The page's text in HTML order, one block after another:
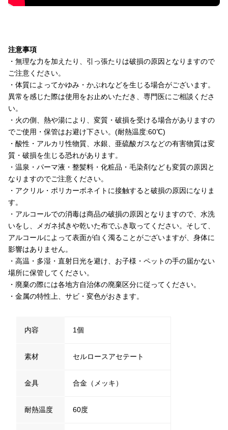
注意事項
・無理な力を加えたり、引っ張たりは破損の原因となりますので
ご注意ください。
・体質によってかゆみ・かぶれなどを生じる場合がございます。
異常を感じた際は使用をお止めいただき、専門医にご相談くださ
い。
・火の側、熱や湯により、変質・破損を受ける場合がありますの
でご使用・保管はお避け下さい。(耐熱温度:60℃)
・酸性・アルカリ性物質、水銀、亜硫酸ガスなどの有害物質は変
質・破損を生じる恐れがあります。
・温泉・パーマ液・整髪料・化粧品・毛染剤なども変質の原因と
なりますのでご注意ください。
・アクリル・ポリカーボネイトに接触すると破損の原因になりま
す。
・アルコールでの消毒は商品の破損の原因となりますので、水洗
いをし、メガネ拭きや乾いた布でふき取ってください。そして、
アルコールによって表面が白く濁ることがございますが、身体に
影響はありません。
・高温・多湿・直射日光を避け、お子様・ペットの手の届かない
場所に保管してください。
・廃棄の際には各地方自治体の廃棄区分に従ってください。
・金属の特性上、サビ・変色がおきます。
内容 1個
素材 セルロースアセテート
金具 合金（メッキ）
耐熱温度 60度